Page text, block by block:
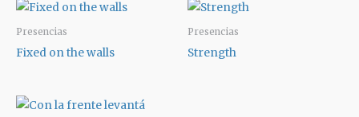
Presencias
Fixed on the walls
Presencias
Strength